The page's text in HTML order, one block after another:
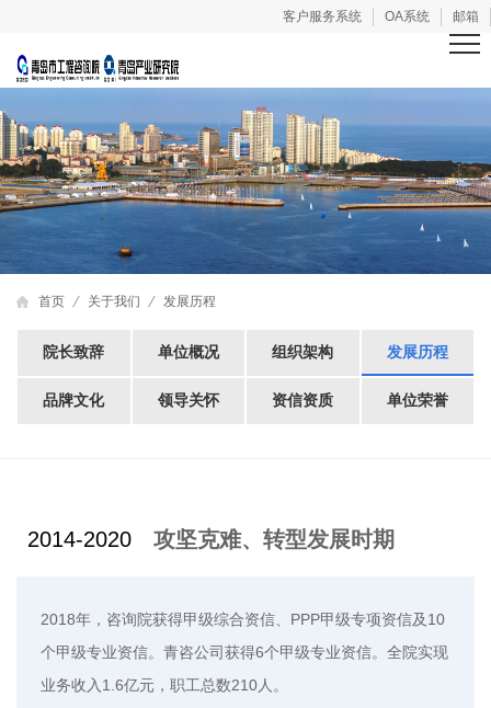
客户服务系统 OA系统 邮箱
首页 关于我们 发展历程
院长致辞 单位概况 组织架构 发展历程
品牌文化 领导关怀 资信资质 单位荣誉
2014-2020 攻坚克难、转型发展时期
2018年，咨询院获得甲级综合资信、PPP甲级专项资信及10
个甲级专业资信。青咨公司获得6个甲级专业资信。全院实现
业务收入1.6亿元，职工总数210人。